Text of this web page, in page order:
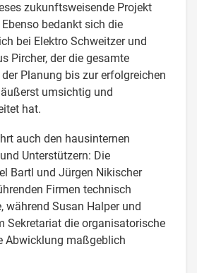
zukunftsweisende Projekt
bedankt sich die
bei Elektro Schweitzer und
Pircher, der die gesamte
Planung bis zur erfolgreichen
umsichtig und
hat.
auch den hausinternen
Unterstützern: Die
Bartl und Jürgen Nikischer
Firmen technisch
während Susan Halper und
Sekretariat die organisatorische
Abwicklung maßgeblich